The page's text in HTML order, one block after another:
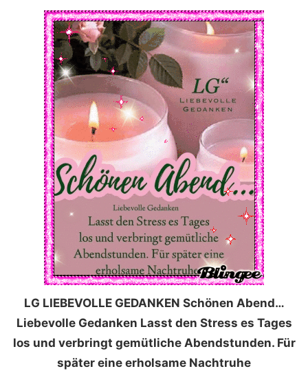
LG LIEBEVOLLE GEDANKEN Schönen Abend…
Liebevolle Gedanken Lasst den Stress es Tages
los und verbringt gemütliche Abendstunden. Für
später eine erholsame Nachtruhe